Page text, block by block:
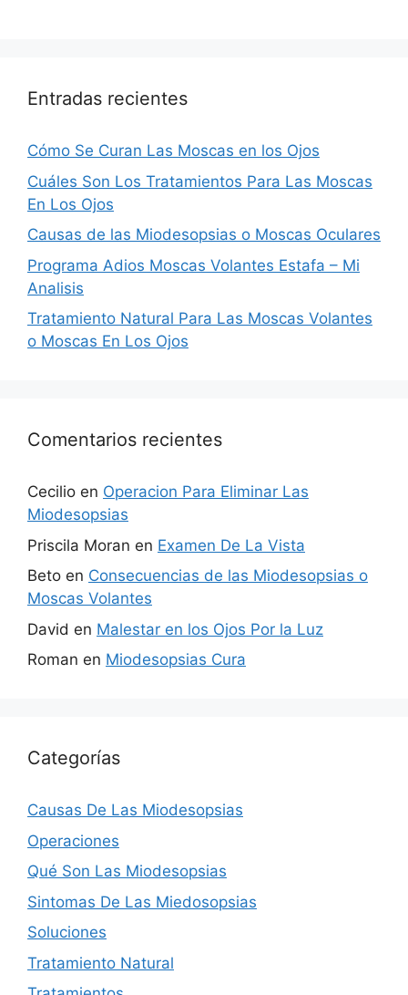
Entradas recientes
Cómo Se Curan Las Moscas en los Ojos
Cuáles Son Los Tratamientos Para Las Moscas
En Los Ojos
Causas de las Miodesopsias o Moscas Oculares
Programa Adios Moscas Volantes Estafa – Mi
Analisis
Tratamiento Natural Para Las Moscas Volantes
o Moscas En Los Ojos
Comentarios recientes
Cecilio en Operacion Para Eliminar Las
Miodesopsias
Priscila Moran en Examen De La Vista
Beto en Consecuencias de las Miodesopsias o
Moscas Volantes
David en Malestar en los Ojos Por la Luz
Roman en Miodesopsias Cura
Categorías
Causas De Las Miodesopsias
Operaciones
Qué Son Las Miodesopsias
Sintomas De Las Miedosopsias
Soluciones
Tratamiento Natural